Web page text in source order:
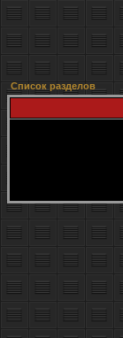
Список разделов